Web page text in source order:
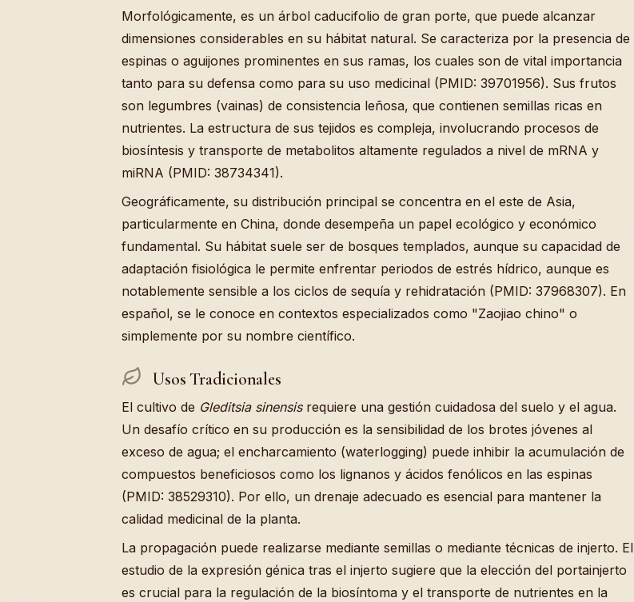
Morfológicamente, es un árbol caducifolio de gran porte, que puede alcanzar
dimensiones considerables en su hábitat natural. Se caracteriza por la presencia de
espinas o aguijones prominentes en sus ramas, los cuales son de vital importancia
tanto para su defensa como para su uso medicinal (PMID: 39701956). Sus frutos
son legumbres (vainas) de consistencia leñosa, que contienen semillas ricas en
nutrientes. La estructura de sus tejidos es compleja, involucrando procesos de
biosíntesis y transporte de metabolitos altamente regulados a nivel de mRNA y
miRNA (PMID: 38734341).
Geográficamente, su distribución principal se concentra en el este de Asia,
particularmente en China, donde desempeña un papel ecológico y económico
fundamental. Su hábitat suele ser de bosques templados, aunque su capacidad de
adaptación fisiológica le permite enfrentar periodos de estrés hídrico, aunque es
notablemente sensible a los ciclos de sequía y rehidratación (PMID: 37968307). En
español, se le conoce en contextos especializados como "Zaojiao chino" o
simplemente por su nombre científico.
Usos Tradicionales
El cultivo de Gleditsia sinensisrequiere una gestión cuidadosa del suelo y el agua.
Un desafío crítico en su producción es la sensibilidad de los brotes jóvenes al
exceso de agua; el encharcamiento (waterlogging) puede inhibir la acumulación de
compuestos beneficiosos como los lignanos y ácidos fenólicos en las espinas
(PMID: 38529310). Por ello, un drenaje adecuado es esencial para mantener la
calidad medicinal de la planta.
La propagación puede realizarse mediante semillas o mediante técnicas de injerto. El
estudio de la expresión génica tras el injerto sugiere que la elección del portainjerto
es crucial para la regulación de la biosíntoma y el transporte de nutrientes en la